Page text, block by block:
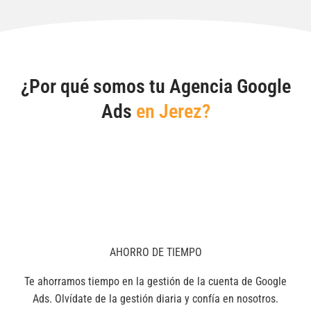
¿Por qué somos tu Agencia Google
Ads en Jerez?
AHORRO DE TIEMPO
Te ahorramos tiempo en la gestión de la cuenta de Google
Ads. Olvídate de la gestión diaria y confía en nosotros.